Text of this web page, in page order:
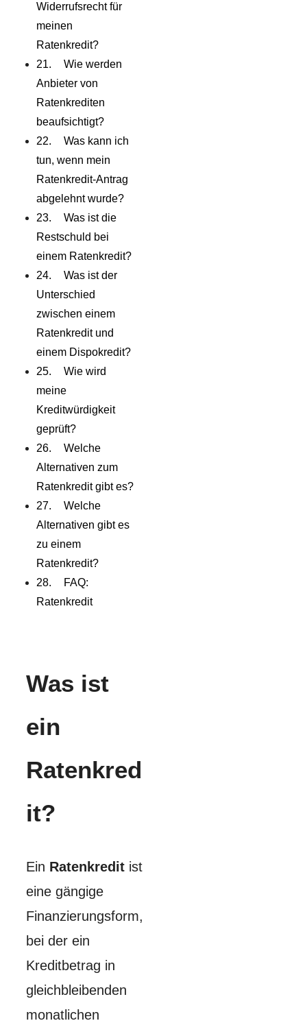
Widerrufsrecht für
meinen
Ratenkredit?
Wie werden
Anbieter von
Ratenkrediten
beaufsichtigt?
Was kann ich
tun, wenn mein
Ratenkredit-Antrag
abgelehnt wurde?
Was ist die
Restschuld bei
einem Ratenkredit?
Was ist der
Unterschied
zwischen einem
Ratenkredit und
einem Dispokredit?
Wie wird
meine
Kreditwürdigkeit
geprüft?
Welche
Alternativen zum
Ratenkredit gibt es?
Welche
Alternativen gibt es
zu einem
Ratenkredit?
FAQ:
Ratenkredit
Was ist
ein
Ratenkred
it?
Ein Ratenkredit ist
eine gängige
Finanzierungsform,
bei der ein
Kreditbetrag in
gleichbleibenden
monatlichen